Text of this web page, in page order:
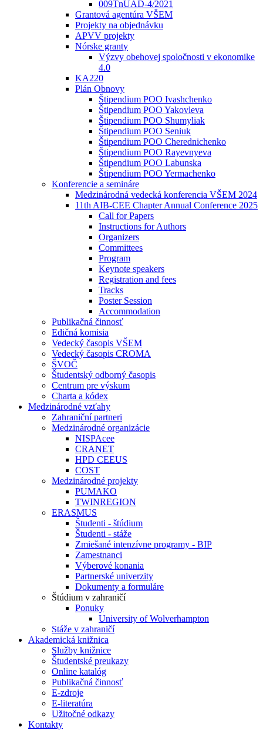
009TnUAD-4/2021
Grantová agentúra VŠEM
Projekty na objednávku
APVV projekty
Nórske granty
Výzvy obehovej spoločnosti v ekonomike
4.0
KA220
Plán Obnovy
Štipendium POO Ivashchenko
Štipendium POO Yakovleva
Štipendium POO Shumyliak
Štipendium POO Seniuk
Štipendium POO Cherednichenko
Štipendium POO Rayevnyeva
Štipendium POO Labunska
Štipendium POO Yermachenko
Konferencie a semináre
Medzinárodná vedecká konferencia VŠEM 2024
11th AIB-CEE Chapter Annual Conference 2025
Call for Papers
Instructions for Authors
Organizers
Committees
Program
Keynote speakers
Registration and fees
Tracks
Poster Session
Accommodation
Publikačná činnosť
Edičná komisia
Vedecký časopis VŠEM
Vedecký časopis CROMA
ŠVOČ
Študentský odborný časopis
Centrum pre výskum
Charta a kódex
Medzinárodné vzťahy
Zahraniční partneri
Medzinárodné organizácie
NISPAcee
CRANET
HPD CEEUS
COST
Medzinárodné projekty
PUMAKO
TWINREGION
ERASMUS
Študenti - štúdium
Študenti - stáže
Zmiešané intenzívne programy - BIP
Zamestnanci
Výberové konania
Partnerské univerzity
Dokumenty a formuláre
Štúdium v zahraničí
Ponuky
University of Wolverhampton
Stáže v zahraničí
Akademická knižnica
Služby knižnice
Študentské preukazy
Online katalóg
Publikačná činnosť
E-zdroje
E-literatúra
Užitočné odkazy
Kontakty